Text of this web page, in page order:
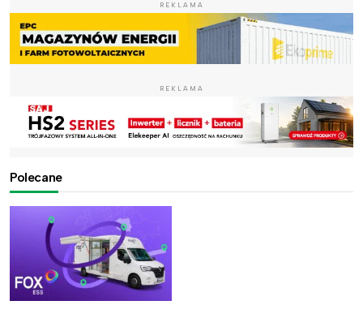
REKLAMA
REKLAMA
Polecane